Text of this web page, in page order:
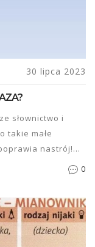
30 lipca 2023
słownictwo i
takie małe
nastrój!
może być
z tych
pełen
0